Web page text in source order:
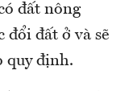
đất nông
đổi đất ở và sẽ
quy định.